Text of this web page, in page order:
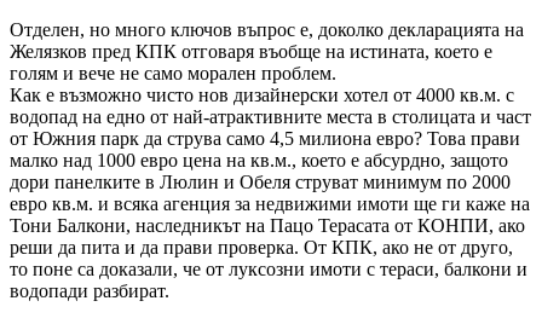
Отделен, но много ключов въпрос е, доколко декларацията на
Желязков пред КПК отговаря въобще на истината, което е
голям и вече не само морален проблем.
Как е възможно чисто нов дизайнерски хотел от 4000 кв.м. с
водопад на едно от най-атрактивните места в столицата и част
от Южния парк да струва само 4,5 милиона евро? Това прави
малко над 1000 евро цена на кв.м., което е абсурдно, защото
дори панелките в Люлин и Обеля струват минимум по 2000
евро кв.м. и всяка агенция за недвижими имоти ще ги каже на
Тони Балкони, наследникът на Пацо Терасата от КОНПИ, ако
реши да пита и да прави проверка. От КПК, ако не от друго,
то поне са доказали, че от луксозни имоти с тераси, балкони и
водопади разбират.